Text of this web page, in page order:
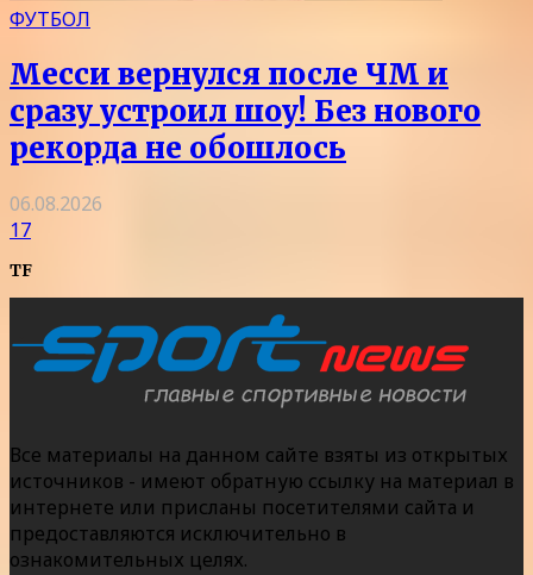
ФУТБОЛ
Месси вернулся после ЧМ и
сразу устроил шоу! Без нового
рекорда не обошлось
06.08.2026
17
TF
Все материалы на данном сайте взяты из открытых
источников - имеют обратную ссылку на материал в
интернете или присланы посетителями сайта и
предоставляются исключительно в
ознакомительных целях.